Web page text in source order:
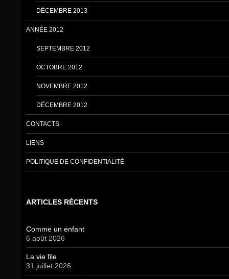
DÉCEMBRE 2013
ANNÉE 2012
SEPTEMBRE 2012
OCTOBRE 2012
NOVEMBRE 2012
DÉCEMBRE 2012
CONTACTS
LIENS
POLITIQUE DE CONFIDENTIALITÉ
ARTICLES RÉCENTS
Comme un enfant
6 août 2026
La vie file
31 juillet 2026